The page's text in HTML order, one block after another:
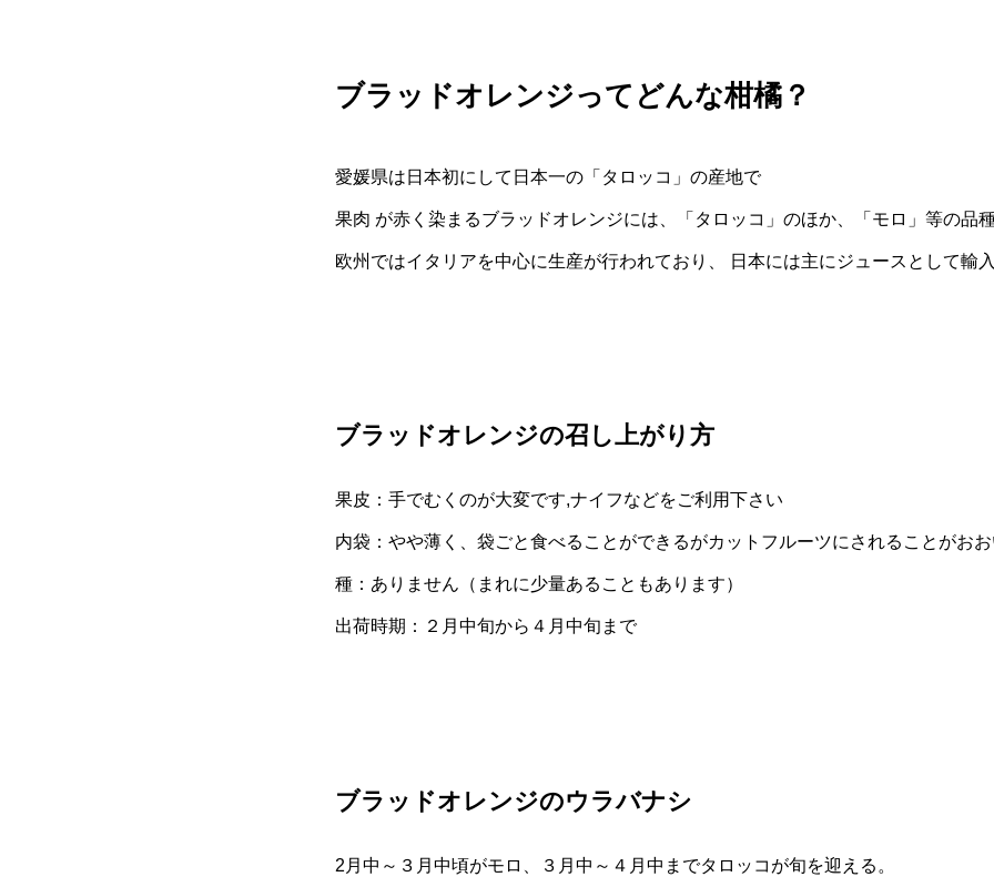
ブラッドオレンジってどんな柑橘？
愛媛県は日本初にして日本一の「タロッコ」の産地で
果肉 が赤く染まるブラッドオレンジには、「タロッコ」のほか、「モロ」等の品
欧州ではイタリアを中心に生産が行われており、 日本には主にジュースとして輸
ブラッドオレンジの召し上がり方
果皮：手でむくのが大変です,ナイフなどをご利用下さい
内袋：やや薄く、袋ごと食べることができるがカットフルーツにされることがお
種：ありません（まれに少量あることもあります）
出荷時期：２月中旬から４月中旬まで
ブラッドオレンジのウラバナシ
2月中～３月中頃がモロ、３月中～４月中までタロッコが旬を迎える。